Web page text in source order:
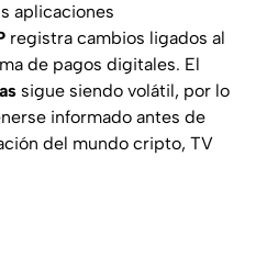
aplicaciones
registra cambios ligados al
de pagos digitales. El
sigue siendo volátil, por lo
informado antes de
del mundo cripto, TV